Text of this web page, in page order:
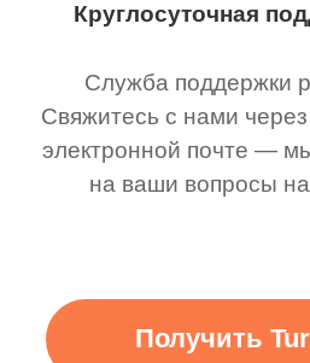
Круглосуточная
Служба поддержки
Свяжитесь с нами
электронной почте —
на ваши вопросы
Получить